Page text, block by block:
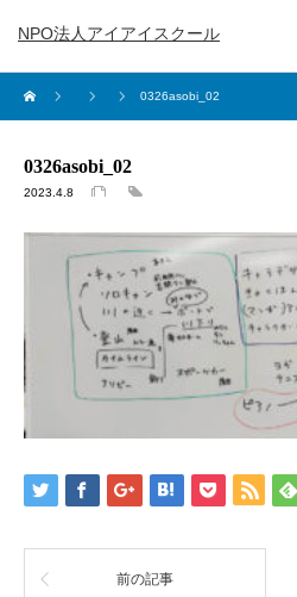
NPO法人アイアイスクール
0326asobi_02
0326asobi_02
2023.4.8
前の記事